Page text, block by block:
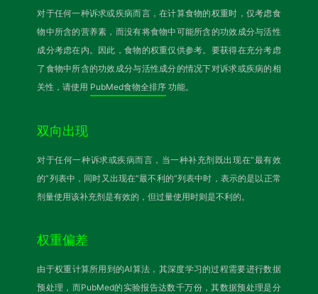
对于任何一种诉求或疾病而言，在计算食物的权重时，仅考虑食
物中所含的营养素，而没有将食物中可能所含的功效成分与活性
成分考虑在内。因此，食物的权重仅供参考。要获得在充分考虑
了食物中所含的功效成分与活性成分的情况下对诉求或疾病的相
关性，请使用 PubMed食物全排序 功能。
双向出现
对于任何一种诉求或疾病而言，当一种补充剂既出现在“最有效
的”列表中，同时又出现在“最不利的”列表中时，表示的是以正常
剂量使用该补充剂是有效的，但过量使用时则是不利的。
权重偏差
由于权重计算所用到的AI算法，其深度学习的过程需要进行数据
预处理，而PubMed的实验报告达数千万份，其数据预处理是分